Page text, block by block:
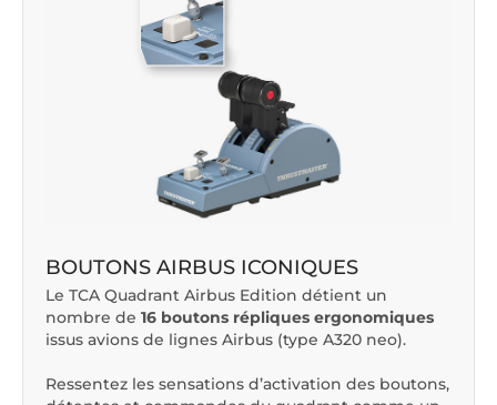
BOUTONS AIRBUS ICONIQUES
Le TCA Quadrant Airbus Edition détient un
nombre de 16 boutons répliques ergonomiques
issus avions de lignes Airbus (type A320 neo).
Ressentez les sensations d’activation des boutons,